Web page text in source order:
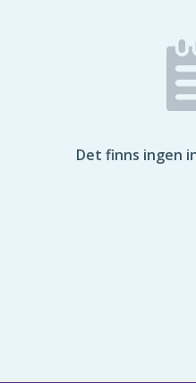
Det finns ingen